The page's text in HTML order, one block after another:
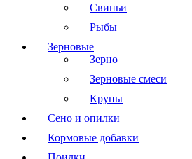
Свиньи
Рыбы
Зерновые
Зерно
Зерновые смеси
Крупы
Сено и опилки
Кормовые добавки